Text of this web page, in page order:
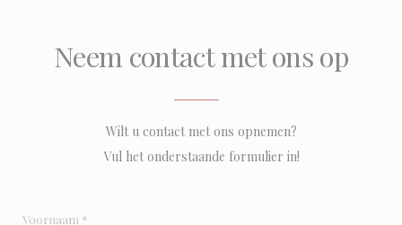
Neem contact met ons op
Wilt u contact met ons opnemen?
Vul het onderstaande formulier in!